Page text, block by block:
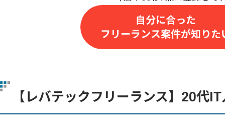
自分に合った
フリーランス案件が知りた
【レバテックフリーランス】20代